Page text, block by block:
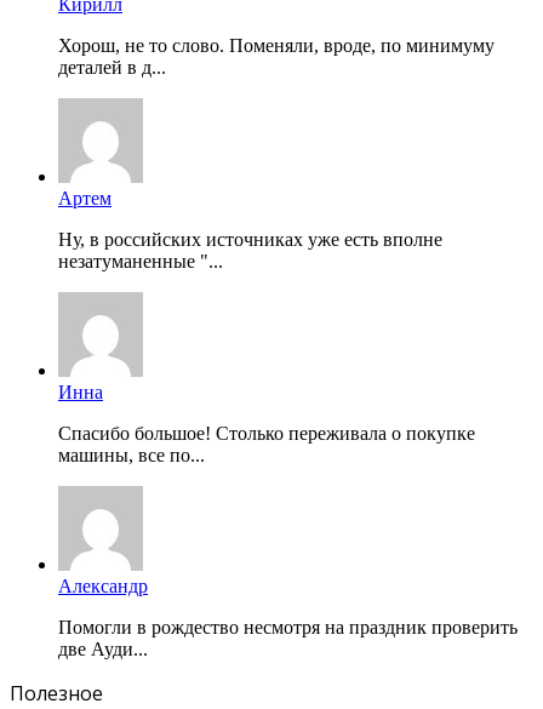
Кирилл
Хорош, не то слово. Поменяли, вроде, по минимуму
деталей в д...
Артем
Ну, в российских источниках уже есть вполне
незатуманенные "...
Инна
Спасибо большое! Столько переживала о покупке
машины, все по...
Александр
Помогли в рождество несмотря на праздник проверить
две Ауди...
Полезное